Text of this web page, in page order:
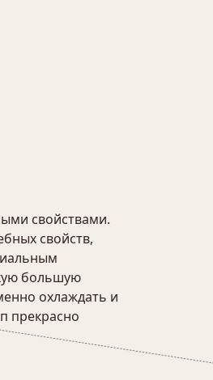
свойствами.
свойств,
большую
охлаждать и
прекрасно